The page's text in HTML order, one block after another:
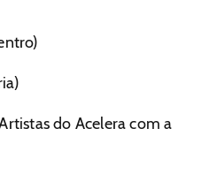
do Acelera com a